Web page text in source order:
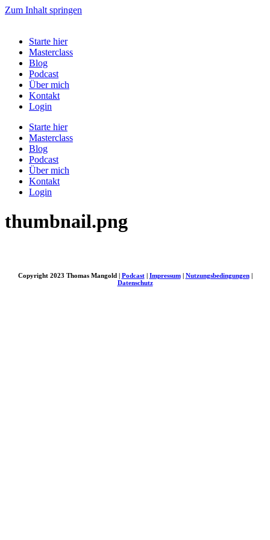
Zum Inhalt springen
Starte hier
Masterclass
Blog
Podcast
Über mich
Kontakt
Login
Starte hier
Masterclass
Blog
Podcast
Über mich
Kontakt
Login
thumbnail.png
Copyright 2023 Thomas Mangold | Podcast| Impressum| Nutzungsbedingungen|
Datenschutz